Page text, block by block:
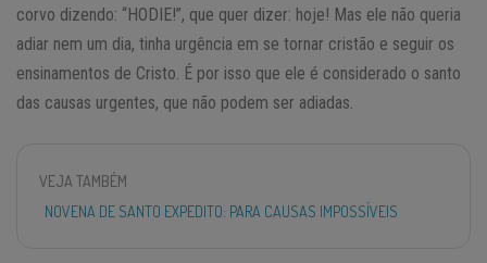
corvo dizendo: “HODIE!”, que quer dizer: hoje! Mas ele não queria
adiar nem um dia, tinha urgência em se tornar cristão e seguir os
ensinamentos de Cristo. É por isso que ele é considerado o santo
das causas urgentes, que não podem ser adiadas.
VEJA TAMBÉM
NOVENA DE SANTO EXPEDITO: PARA CAUSAS IMPOSSÍVEIS